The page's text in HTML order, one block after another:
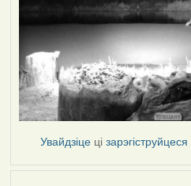
Увайдзіце цізарэгіструйцеся